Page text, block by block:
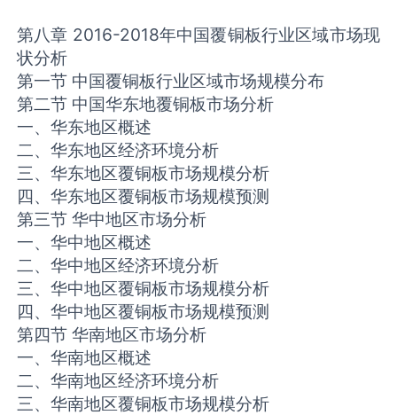
第八章 2016-2018年中国覆铜板行业区域市场现
状分析
第一节 中国覆铜板行业区域市场规模分布
第二节 中国华东地覆铜板市场分析
一、华东地区概述
二、华东地区经济环境分析
三、华东地区覆铜板市场规模分析
四、华东地区覆铜板市场规模预测
第三节 华中地区市场分析
一、华中地区概述
二、华中地区经济环境分析
三、华中地区覆铜板市场规模分析
四、华中地区覆铜板市场规模预测
第四节 华南地区市场分析
一、华南地区概述
二、华南地区经济环境分析
三、华南地区覆铜板市场规模分析